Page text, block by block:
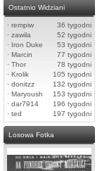
Ostatnio Widziani
· rempiw
36 tygodni
· zawila
52 tygodni
· Iron Duke
53 tygodni
· Marcin
77 tygodni
· Thor
78 tygodni
· Krolik
105 tygodni
· donitzz
132 tygodni
· Maryoush
153 tygodni
· dar7914
196 tygodni
· ted 197 tygodni
Losowa Fotka